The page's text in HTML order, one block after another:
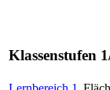
Klassenstufen